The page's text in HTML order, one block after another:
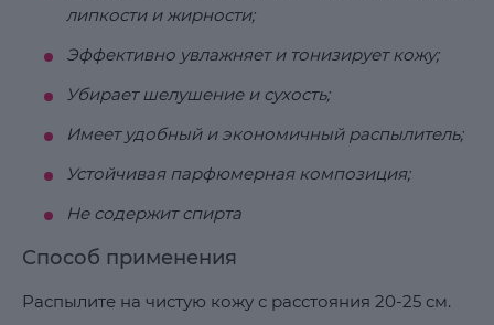
липкости и жирности;
Эффективно увлажняет и тонизирует кожу;
Убирает шелушение и сухость;
Имеет удобный и экономичный распылитель;
Устойчивая парфюмерная композиция;
Не содержит спирта
Способ применения
Распылите на чистую кожу с расстояния 20-25 см.